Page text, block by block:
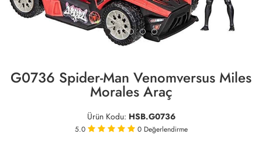
G0736 Spider-Man Venomversus Miles
Morales Araç
Ürün Kodu: HSB.G0736
5.0 0 Değerlendirme